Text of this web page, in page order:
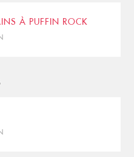
À PUFFIN ROCK